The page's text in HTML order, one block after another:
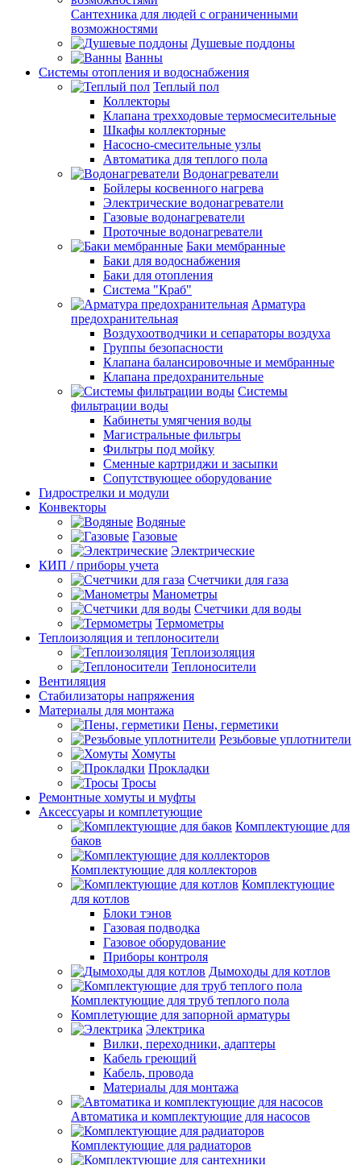
Сантехника для людей с ограниченными
возможностями
Душевые поддоны
Ванны
Системы отопления и водоснабжения
Теплый пол
Коллекторы
Клапана трехходовые термосмесительные
Шкафы коллекторные
Насосно-смесительные узлы
Автоматика для теплого пола
Водонагреватели
Бойлеры косвенного нагрева
Электрические водонагреватели
Газовые водонагреватели
Проточные водонагреватели
Баки мембранные
Баки для водоснабжения
Баки для отопления
Система "Краб"
Арматура
предохранительная
Воздухоотводчики и сепараторы воздуха
Группы безопасности
Клапана балансировочные и мембранные
Клапана предохранительные
Системы
фильтрации воды
Кабинеты умягчения воды
Магистральные фильтры
Фильтры под мойку
Сменные картриджи и засыпки
Сопутствующее оборудование
Гидрострелки и модули
Конвекторы
Водяные
Газовые
Электрические
КИП / приборы учета
Счетчики для газа
Манометры
Счетчики для воды
Термометры
Теплоизоляция и теплоносители
Теплоизоляция
Теплоносители
Вентиляция
Стабилизаторы напряжения
Материалы для монтажа
Пены, герметики
Резьбовые уплотнители
Хомуты
Прокладки
Тросы
Ремонтные хомуты и муфты
Аксессуары и комплетующие
Комплектующие для
баков
Комплектующие для коллекторов
Комплектующие
для котлов
Блоки тэнов
Газовая подводка
Газовое оборудование
Приборы контроля
Дымоходы для котлов
Комплектующие для труб теплого пола
Комплетующие для запорной арматуры
Электрика
Вилки, переходники, адаптеры
Кабель греющий
Кабель, провода
Материалы для монтажа
Автоматика и комплектующие для насосов
Комплектующие для радиаторов